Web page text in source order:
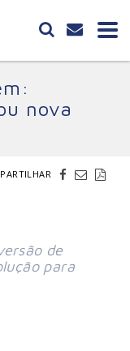
nova
PARTILHAR
de
para